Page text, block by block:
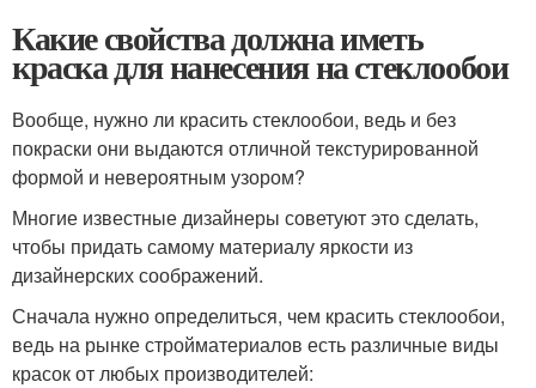
Какие свойства должна иметь
краска для нанесения на стеклообои
Вообще, нужно ли красить стеклообои, ведь и без
покраски они выдаются отличной текстурированной
формой и невероятным узором?
Многие известные дизайнеры советуют это сделать,
чтобы придать самому материалу яркости из
дизайнерских соображений.
Сначала нужно определиться, чем красить стеклообои,
ведь на рынке стройматериалов есть различные виды
красок от любых производителей: